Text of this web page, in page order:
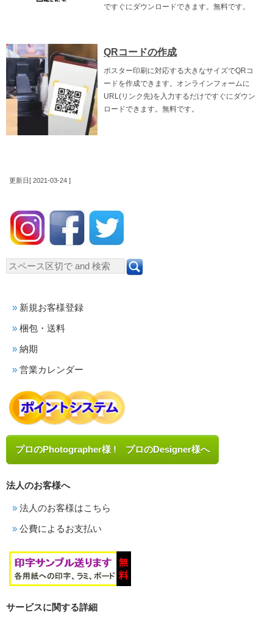
ですぐにダウンロードできます。無料です。
QRコードの作成
ポスター印刷に対応する大きなサイズでQRコ
ードを作成できます。オンラインフォームに
URL(リンク先)を入力するだけですぐにダウン
ロードできます。無料です。
更新日[ 2021-03-24 ]
新規お客様登録
梱包・送料
納期
営業カレンダー
プロのPhotographer様 ! プロのDesigner様へ
法人のお客様へ
法人のお客様はこちら
公費によるお支払い
サービスに関する詳細